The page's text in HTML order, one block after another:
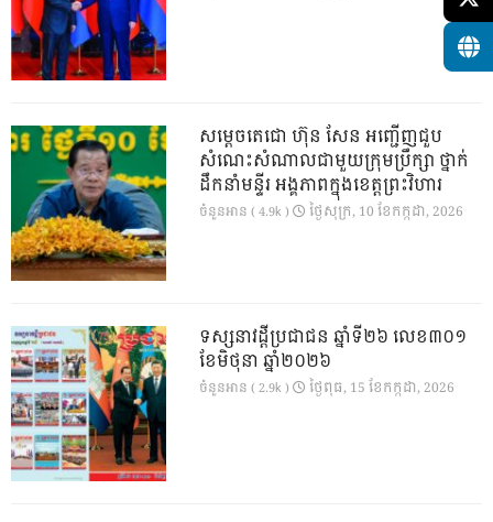
សម្តេចតេជោ ហ៊ុន សែន អញ្ជើញជួប
សំណេះសំណាលជាមួយក្រុមប្រឹក្សា ថ្នាក់
ដឹកនាំមន្ទីរ អង្គភាពក្នុងខេត្តព្រះវិហារ
ចំនួនអាន ( 4.9k ) ថ្ងៃ​សុក្រ, 10 ខែ​កក្កដា, 2026
ទស្សនាវដ្ដីប្រជាជន ឆ្នាំទី២៦ លេខ៣០១
ខែមិថុនា ឆ្នាំ២០២៦
ចំនួនអាន ( 2.9k ) ថ្ងៃ​ពុធ, 15 ខែ​កក្កដា, 2026